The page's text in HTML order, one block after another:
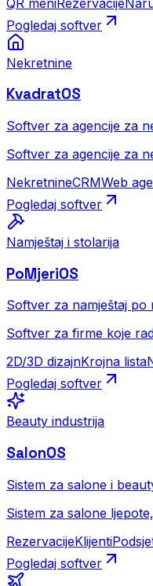
Pogledaj softver
Nekretnine
KvadratOS
Softver za agencije za
Softver za agencije za
NekretnineCRMWeb
Pogledaj softver
Namještaj i stolarija
PoMjeriOS
Softver za namještaj po
Softver za firme koje
2D/3D dizajnKrojna lista
Pogledaj softver
Beauty industrija
SalonOS
Sistem za salone i
Sistem za salone
RezervacijeKlijenti
Pogledaj softver